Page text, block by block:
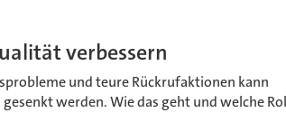
verbessern
und teure Rückrufaktionen kann
werden. Wie das geht und welche